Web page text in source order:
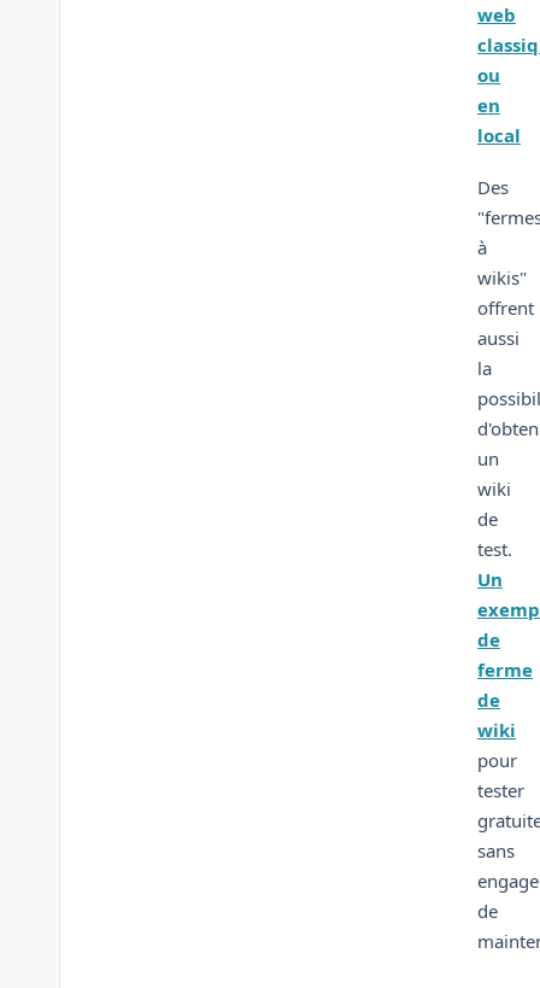
web
ou
en
local
Des
à
wikis"
offrent
aussi
la
un
wiki
de
test.
Un
de
ferme
de
wiki
pour
tester
sans
de